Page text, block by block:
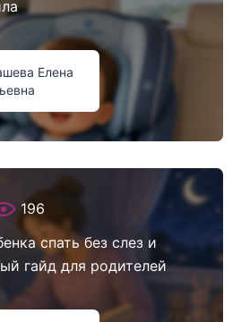
Елена
196
спать без слез и
гайд для родителей